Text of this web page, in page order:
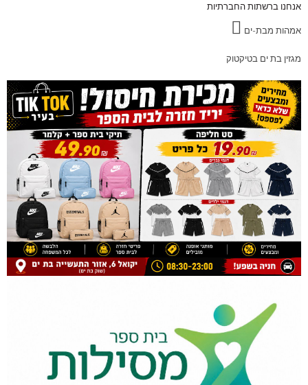
אנחנו ברשתות החברתיות
אמהות מבת-ים
מגזין בת ים בטיקטוק